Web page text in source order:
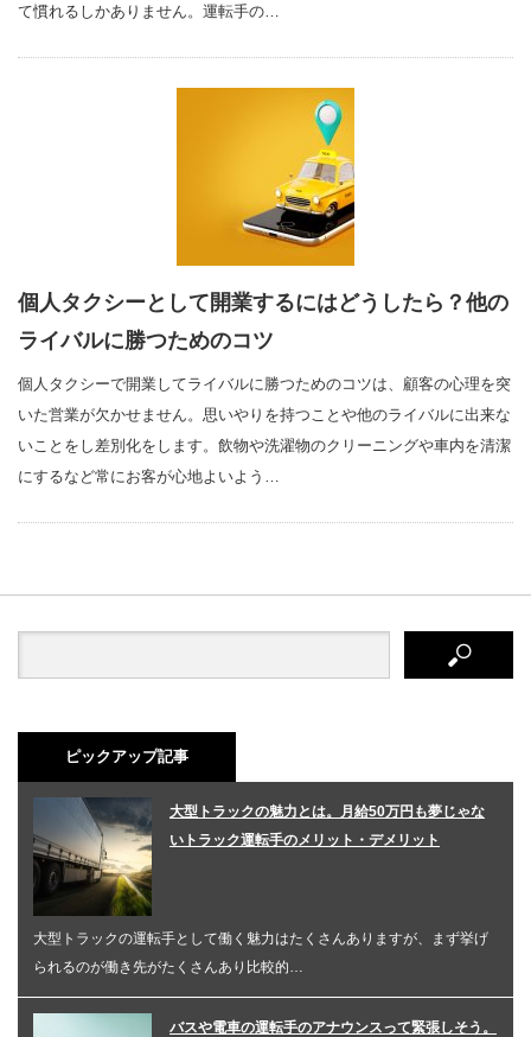
て慣れるしかありません。運転手の…
個人タクシーとして開業するにはどうしたら？他の
ライバルに勝つためのコツ
個人タクシーで開業してライバルに勝つためのコツは、顧客の心理を突
いた営業が欠かせません。思いやりを持つことや他のライバルに出来な
いことをし差別化をします。飲物や洗濯物のクリーニングや車内を清潔
にするなど常にお客が心地よいよう…
ピックアップ記事
大型トラックの魅力とは。月給50万円も夢じゃな
いトラック運転手のメリット・デメリット
大型トラックの運転手として働く魅力はたくさんありますが、まず挙げ
られるのが働き先がたくさんあり比較的…
バスや電車の運転手のアナウンスって緊張しそう。